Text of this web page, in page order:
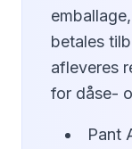
betales
afleveres
for dåse-
Pant